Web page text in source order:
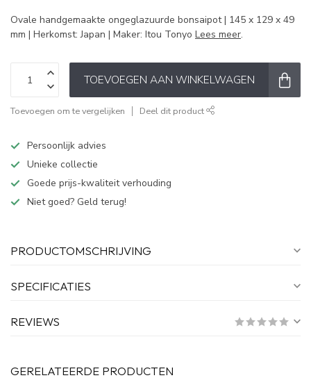
Ovale handgemaakte ongeglazuurde bonsaipot | 145 x 129 x 49
mm | Herkomst: Japan | Maker: Itou Tonyo Lees meer.
TOEVOEGEN AAN WINKELWAGEN
Toevoegen om te vergelijken Deel dit product
Persoonlijk advies
Unieke collectie
Goede prijs-kwaliteit verhouding
Niet goed? Geld terug!
PRODUCTOMSCHRIJVING
SPECIFICATIES
REVIEWS
GERELATEERDE PRODUCTEN